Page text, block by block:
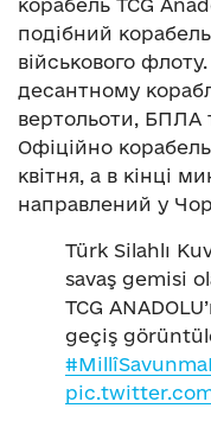
корабель TCG
подібний корабель
військового
десантному
вертольоти, БПЛА
Офіційно
квітня, а в кінці
направлений у
Türk Silahlı
savaş gemisi
TCG
geçiş